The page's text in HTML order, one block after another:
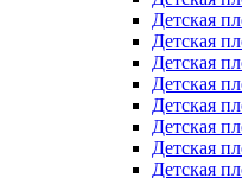
Детская
Детская
Детская
Детская
Детская
Детская
Детская
Детская